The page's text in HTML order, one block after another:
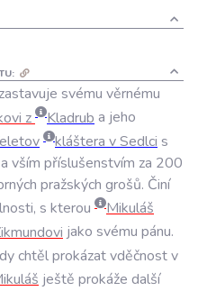
zastavuje svému věrnému
z Kladrub a jeho
kláštera vSedlci s
a vším příslušenstvím za 200
pražských grošů. Činí
, s kterou
Mikuláš
jako svému pánu.
chtělprokázatvděčnostv
ještě prokáže další